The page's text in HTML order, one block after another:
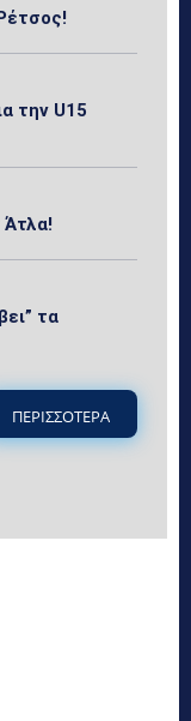
την U15
τα
ΠΕΡΙΣΣΟΤΕΡΑ